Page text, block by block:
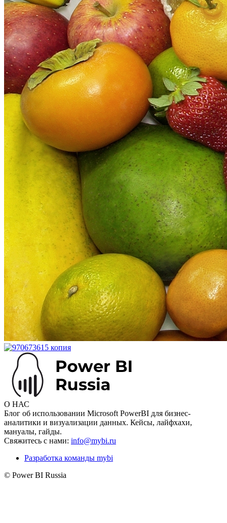
О НАС
Блог об использовании Microsoft PowerBI для бизнес-
аналитики и визуализации данных. Кейсы, лайфхахи,
мануалы, гайды.
Свяжитесь с нами: info@mybi.ru
Разработка команды mybi
© Power BI Russia